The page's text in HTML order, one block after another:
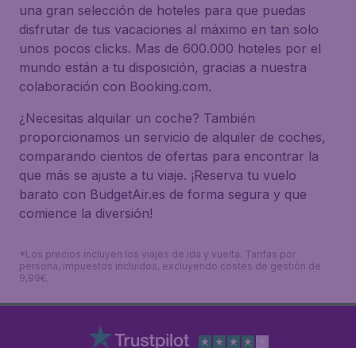
una gran selección de hoteles para que puedas
disfrutar de tus vacaciones al máximo en tan solo
unos pocos clicks. Mas de 600.000 hoteles por el
mundo están a tu disposición, gracias a nuestra
colaboración con Booking.com.
¿Necesitas alquilar un coche? También
proporcionamos un servicio de alquiler de coches,
comparando cientos de ofertas para encontrar la
que más se ajuste a tu viaje. ¡Reserva tu vuelo
barato con BudgetAir.es de forma segura y que
comience la diversión!
*Los precios incluyen los viajes de ida y vuelta. Tarifas por
persona, impuestos incluidos, excluyendo costes de gestión de
9,99€.